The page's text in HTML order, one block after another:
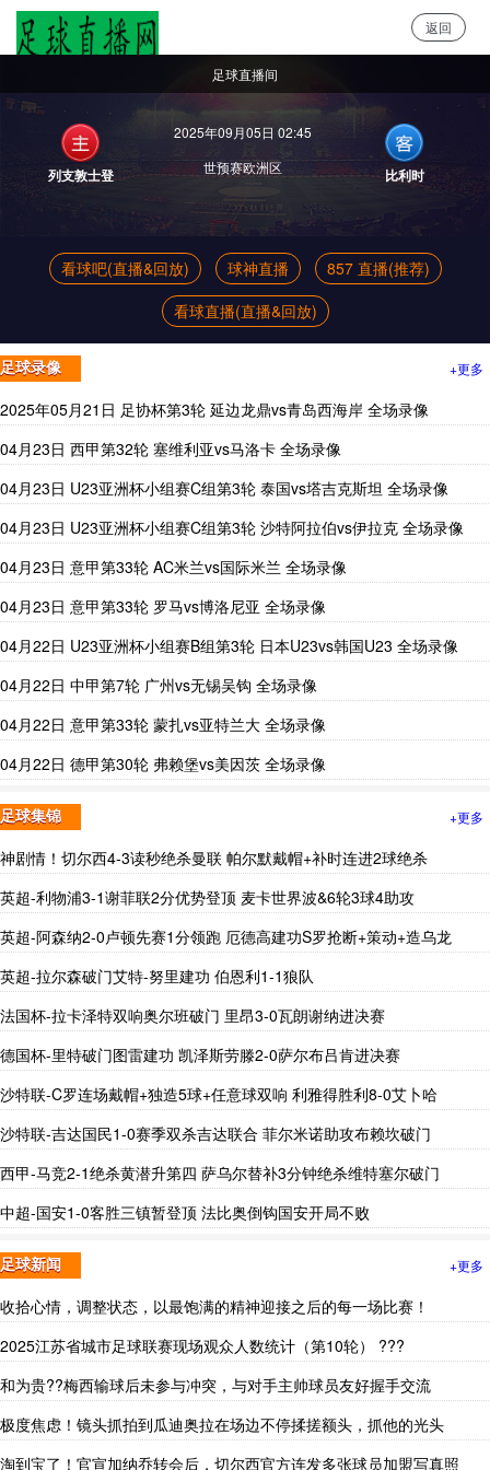
返回
足球直播间
列支敦士登
2025年09月05日 02:45
世预赛欧洲区
比利时
看球吧(直播&回放) 球神直播
857 直播(推荐)
看球直播(直播&回放)
足球录像 +更多
2025年05月21日 足协杯第3轮 延边龙鼎vs青岛西海岸 全场录像
04月23日 西甲第32轮 塞维利亚vs马洛卡 全场录像
04月23日 U23亚洲杯小组赛C组第3轮 泰国vs塔吉克斯坦 全场录像
04月23日 U23亚洲杯小组赛C组第3轮 沙特阿拉伯vs伊拉克 全场录像
04月23日 意甲第33轮 AC米兰vs国际米兰 全场录像
04月23日 意甲第33轮 罗马vs博洛尼亚 全场录像
04月22日 U23亚洲杯小组赛B组第3轮 日本U23vs韩国U23 全场录像
04月22日 中甲第7轮 广州vs无锡吴钩 全场录像
04月22日 意甲第33轮 蒙扎vs亚特兰大 全场录像
04月22日 德甲第30轮 弗赖堡vs美因茨 全场录像
足球集锦 +更多
神剧情！切尔西4-3读秒绝杀曼联 帕尔默戴帽+补时连进2球绝杀
英超-利物浦3-1谢菲联2分优势登顶 麦卡世界波&6轮3球4助攻
英超-阿森纳2-0卢顿先赛1分领跑 厄德高建功S罗抢断+策动+造乌龙
英超-拉尔森破门艾特-努里建功 伯恩利1-1狼队
法国杯-拉卡泽特双响奥尔班破门 里昂3-0瓦朗谢纳进决赛
德国杯-里特破门图雷建功 凯泽斯劳滕2-0萨尔布吕肯进决赛
沙特联-C罗连场戴帽+独造5球+任意球双响 利雅得胜利8-0艾卜哈
沙特联-吉达国民1-0赛季双杀吉达联合 菲尔米诺助攻布赖坎破门
西甲-马竞2-1绝杀黄潜升第四 萨乌尔替补3分钟绝杀维特塞尔破门
中超-国安1-0客胜三镇暂登顶 法比奥倒钩国安开局不败
足球新闻 +更多
收拾心情，调整状态，以最饱满的精神迎接之后的每一场比赛！
2025江苏省城市足球联赛现场观众人数统计（第10轮） ???
和为贵??梅西输球后未参与冲突，与对手主帅球员友好握手交流
极度焦虑！镜头抓拍到瓜迪奥拉在场边不停揉搓额头，抓他的光头
淘到宝了！官宣加纳乔转会后，切尔西官方连发多张球员加盟写真照